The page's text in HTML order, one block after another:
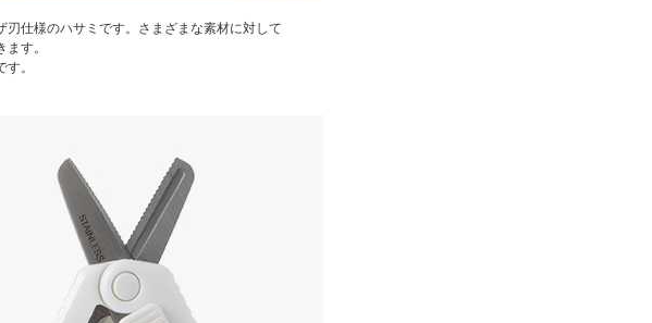
仕様のハサミです。さまざまな素材に対して
す。
。